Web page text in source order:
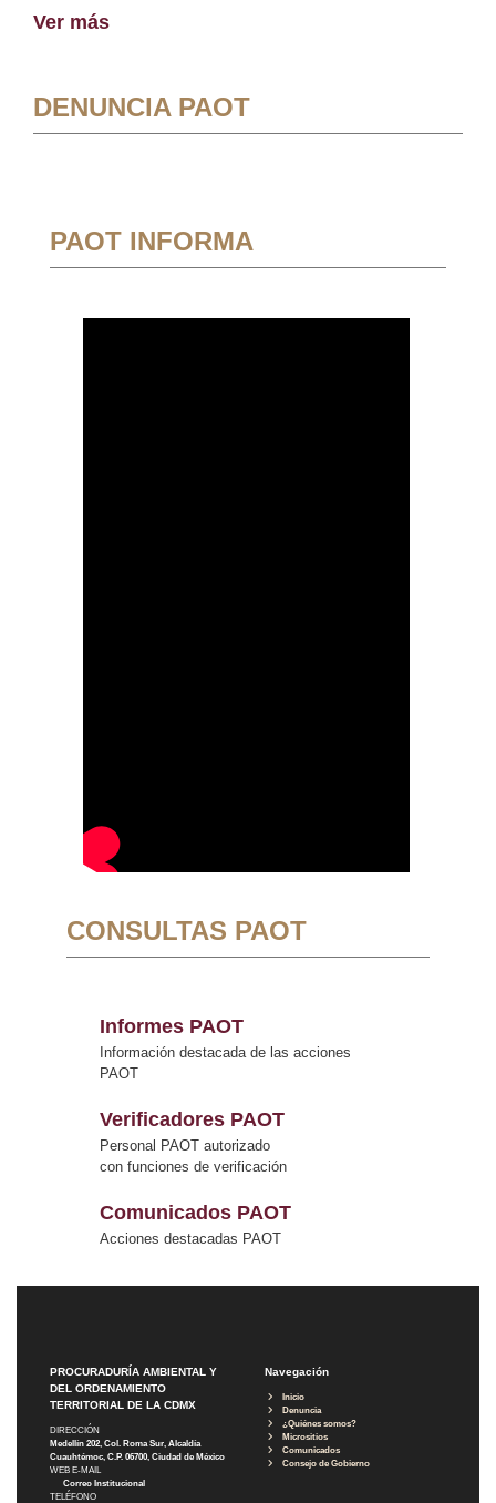
Ver más
DENUNCIA PAOT
PAOT INFORMA
CONSULTAS PAOT
Informes PAOT
Información destacada de las acciones
PAOT
Verificadores PAOT
Personal PAOT autorizado
con funciones de verificación
Comunicados PAOT
Acciones destacadas PAOT
PROCURADURÍA AMBIENTAL Y
DEL ORDENAMIENTO
TERRITORIAL DE LA CDMX
DIRECCIÓN
Medellín 202, Col. Roma Sur, Alcaldía
Cuauhtémoc, C.P. 06700, Ciudad de México
WEB E-MAIL
Correo Institucional
TELÉFONO
Navegación
Inicio
Denuncia
¿Quiénes somos?
Micrositios
Comunicados
Consejo de Gobierno